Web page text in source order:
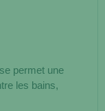
permet une
les bains,